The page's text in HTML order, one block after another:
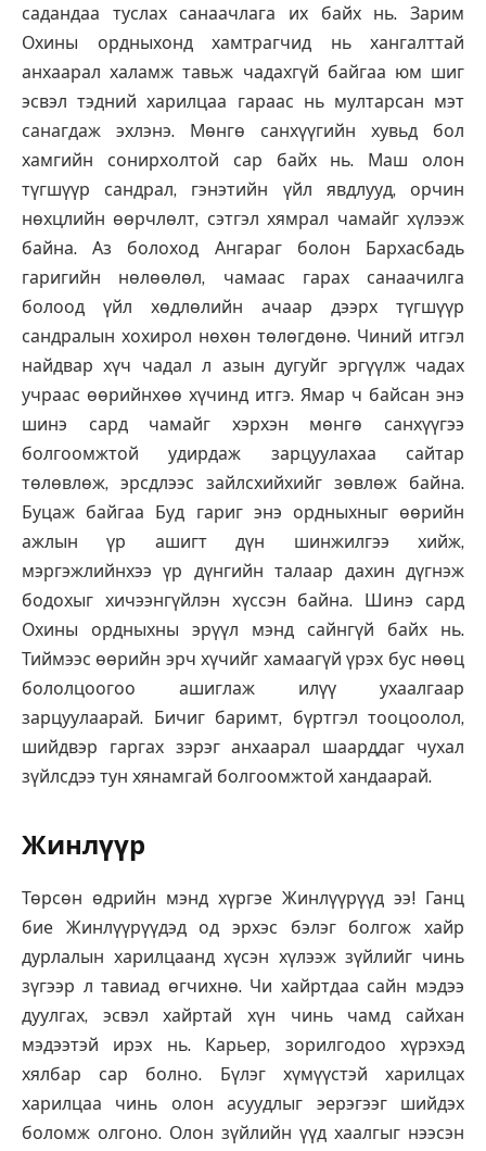
садандаа туслах санаачлага их байх нь. Зарим
Охины ордныхонд хамтрагчид нь хангалттай
анхаарал халамж тавьж чадахгүй байгаа юм шиг
эсвэл тэдний харилцаа гараас нь мултарсан мэт
санагдаж эхлэнэ. Мөнгө санхүүгийн хувьд бол
хамгийн сонирхолтой сар байх нь. Маш олон
түгшүүр сандрал, гэнэтийн үйл явдлууд, орчин
нөхцлийн өөрчлөлт, сэтгэл хямрал чамайг хүлээж
байна. Аз болоход Ангараг болон Бархасбадь
гаригийн нөлөөлөл, чамаас гарах санаачилга
болоод үйл хөдлөлийн ачаар дээрх түгшүүр
сандралын хохирол нөхөн төлөгдөнө. Чиний итгэл
найдвар хүч чадал л азын дугуйг эргүүлж чадах
учраас өөрийнхөө хүчинд итгэ. Ямар ч байсан энэ
шинэ сард чамайг хэрхэн мөнгө санхүүгээ
болгоомжтой удирдаж зарцуулахаа сайтар
төлөвлөж, эрсдлээс зайлсхийхийг зөвлөж байна.
Буцаж байгаа Буд гариг энэ ордныхныг өөрийн
ажлын үр ашигт дүн шинжилгээ хийж,
мэргэжлийнхээ үр дүнгийн талаар дахин дүгнэж
бодохыг хичээнгүйлэн хүссэн байна. Шинэ сард
Охины ордныхны эрүүл мэнд сайнгүй байх нь.
Тиймээс өөрийн эрч хүчийг хамаагүй үрэх бус нөөц
бололцоогоо ашиглаж илүү ухаалгаар
зарцуулаарай. Бичиг баримт, бүртгэл тооцоолол,
шийдвэр гаргах зэрэг анхаарал шаарддаг чухал
зүйлсдээ тун хянамгай болгоомжтой хандаарай.
Жинлүүр
Төрсөн өдрийн мэнд хүргэе Жинлүүрүүд ээ! Ганц
бие Жинлүүрүүдэд од эрхэс бэлэг болгож хайр
дурлалын харилцаанд хүсэн хүлээж зүйлийг чинь
зүгээр л тавиад өгчихнө. Чи хайртдаа сайн мэдээ
дуулгах, эсвэл хайртай хүн чинь чамд сайхан
мэдээтэй ирэх нь. Карьер, зорилгодоо хүрэхэд
хялбар сар болно. Бүлэг хүмүүстэй харилцах
харилцаа чинь олон асуудлыг эерэгээг шийдэх
боломж олгоно. Олон зүйлийн үүд хаалгыг нээсэн